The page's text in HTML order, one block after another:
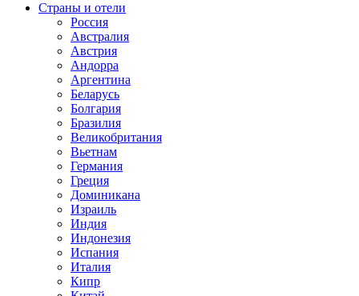
Страны и отели
Россия
Австралия
Австрия
Андорра
Аргентина
Беларусь
Болгария
Бразилия
Великобритания
Вьетнам
Германия
Греция
Доминикана
Израиль
Индия
Индонезия
Испания
Италия
Кипр